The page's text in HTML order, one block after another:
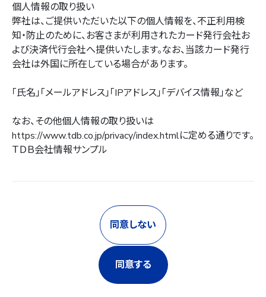
個人情報の取り扱い
弊社は、ご提供いただいた以下の個人情報を、不正利用検
知・防止のために、お客さまが利用されたカード発行会社お
よび決済代行会社へ提供いたします。なお、当該カード発行
会社は外国に所在している場合があります。
「氏名」「メールアドレス」「IPアドレス」「デバイス情報」など
なお、その他個人情報の取り扱いは
https://www.tdb.co.jp/privacy/index.htmlに定める通りです。
ＴＤＢ会社情報サンプル
同意しない
同意する